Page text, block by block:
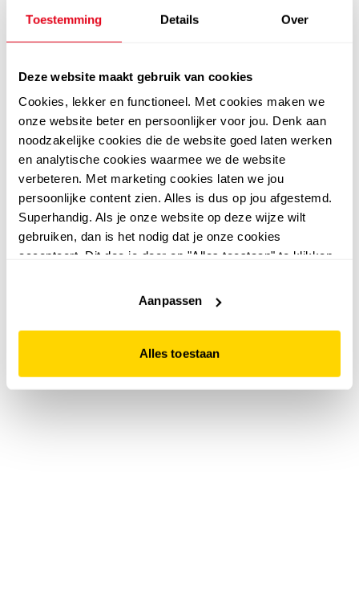
Toestemming Details Over
Deze website maakt gebruik van cookies
Cookies, lekker en functioneel. Met cookies maken we
onze website beter en persoonlijker voor jou. Denk aan
noodzakelijke cookies die de website goed laten werken
en analytische cookies waarmee we de website
verbeteren. Met marketing cookies laten we jou
persoonlijke content zien. Alles is dus op jou afgestemd.
Superhandig. Als je onze website op deze wijze wilt
gebruiken, dan is het nodig dat je onze cookies
accepteert. Dit doe je door op "Alles toestaan" te klikken.
website niet optimaal functioneert.
Aanpassen
Alles toestaan